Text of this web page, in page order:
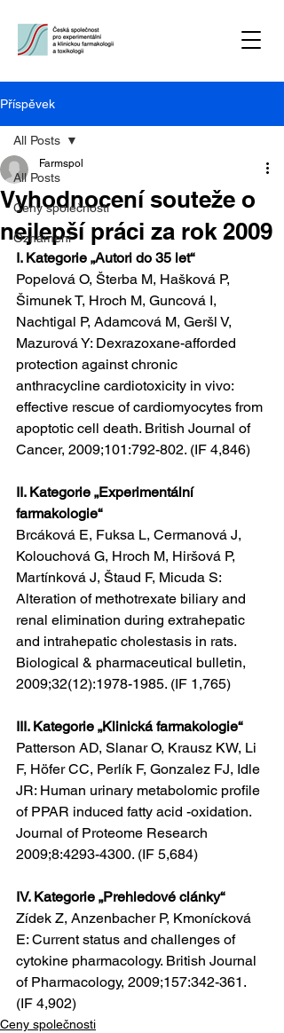
Příspěvek
All Posts
Ceny společnosti
Oznámení
All Posts
Vyhodnocení souteže o
nejlepší práci za rok 2009
Farmspol
I. Kategorie „Autori do 35 let“
Popelová O, Šterba M, Hašková P,
Šimunek T, Hroch M, Guncová I,
Nachtigal P, Adamcová M, Geršl V,
Mazurová Y: Dexrazoxane-afforded
protection against chronic
anthracycline cardiotoxicity in vivo:
effective rescue of cardiomyocytes from
apoptotic cell death. British Journal of
Cancer, 2009;101:792-802. (IF 4,846)
II. Kategorie „Experimentální
farmakologie“
Brcáková E, Fuksa L, Cermanová J,
Kolouchová G, Hroch M, Hiršová P,
Martínková J, Štaud F, Micuda S:
Alteration of methotrexate biliary and
renal elimination during extrahepatic
and intrahepatic cholestasis in rats.
Biological & pharmaceutical bulletin,
2009;32(12):1978-1985. (IF 1,765)
III. Kategorie „Klinická farmakologie“
Patterson AD, Slanar O, Krausz KW, Li
F, Höfer CC, Perlík F, Gonzalez FJ, Idle
JR: Human urinary metabolomic profile
of PPAR induced fatty acid -oxidation.
Journal of Proteome Research
2009;8:4293-4300. (IF 5,684)
IV. Kategorie „Prehledové clánky“
Zídek Z, Anzenbacher P, Kmonícková
E: Current status and challenges of
cytokine pharmacology. British Journal
of Pharmacology, 2009;157:342-361.
(IF 4,902)
Ceny společnosti